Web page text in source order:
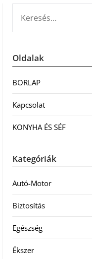
Oldalak
BORLAP
Kapcsolat
KONYHA ÉS SÉF
Kategóriák
Autó-Motor
Biztosítás
Egészség
Ékszer